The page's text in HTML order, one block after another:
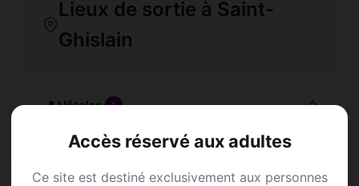
Accès réservé aux adultes
Ce site est destiné exclusivement aux personnes
Lieux de sortie à Saint-
Ghislain
📍 Hôtelss 1
SCALIM